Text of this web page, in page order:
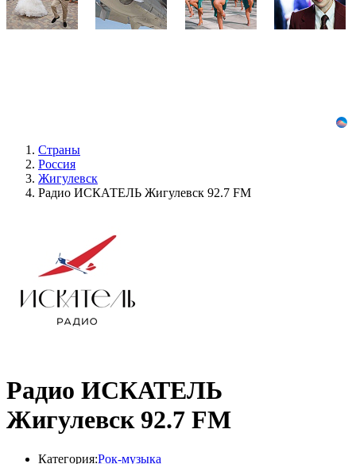
оставит
вас
громкого
взрыва
это
видео
Страны
Россия
Жигулевск
Радио ИСКАТЕЛЬ Жигулевск 92.7 FM
Радио ИСКАТЕЛЬ
Жигулевск 92.7 FM
Категория:Рок-музыка